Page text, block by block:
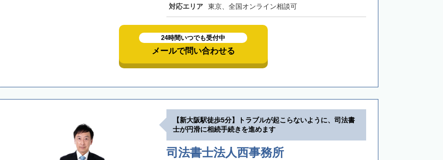
対応エリア 東京、全国オンライン相談可
24時間いつでも受付中
メールで問い合わせる
【新大阪駅徒歩5分】トラブルが起こらないように、司法書
士が円滑に相続手続きを進めます
司法書士法人西事務所